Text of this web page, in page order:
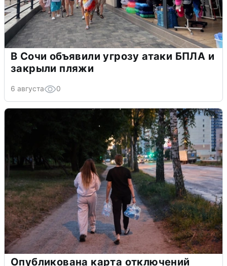
В Сочи объявили угрозу атаки БПЛА и
закрыли пляжи
6 августа 0
Опубликована карта отключений